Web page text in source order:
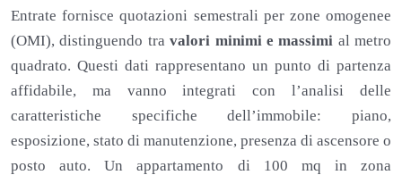
Entrate fornisce quotazioni semestrali per zone omogenee
(OMI), distinguendo travalori minimi e massimi al metro
quadrato. Questi dati rappresentano un punto di partenza
affidabile, ma vanno integrati con l’analisi delle
caratteristiche specifiche dell’immobile: piano,
esposizione, stato di manutenzione, presenza di ascensore o
posto auto. Un appartamento di 100 mq in zona